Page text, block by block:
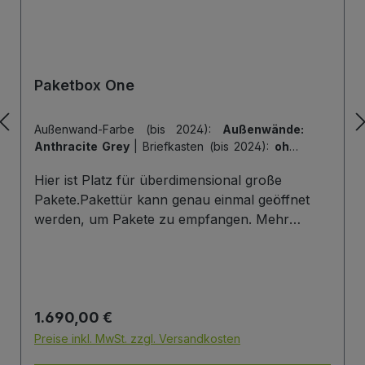
Paketbox One
Außenwand-Farbe (bis 2024): Außenwände:
Anthracite Grey
Briefkasten (bis 2024): ohne
Hintertür | Tiefe der Paketbox (bis 2024):
cm Außenmaß (Standard) | Tür-Farbe (bis
2024):Tür: Anthracite Grey
Hier ist Platz für überdimensional große
Pakete.Pakettür kann genau einmal geöffnet
werden, um Pakete zu empfangen. Mehr
Die Tür wird immer mit einem Halbzylinder
ausgestattet. Das heißt, Sie können den selben
Regulärer Preis:
1.690,00 €
Preise inkl. MwSt. zzgl. Versandkosten